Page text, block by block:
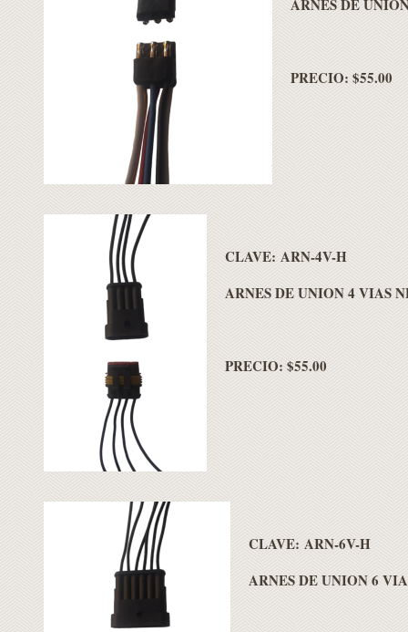
ARNES DE
PRECIO: $55.00
CLAVE: ARN-4V-H
ARNES DE UNION 4 VIAS
PRECIO: $55.00
CLAVE: ARN-6V-H
ARNES DE UNION 6